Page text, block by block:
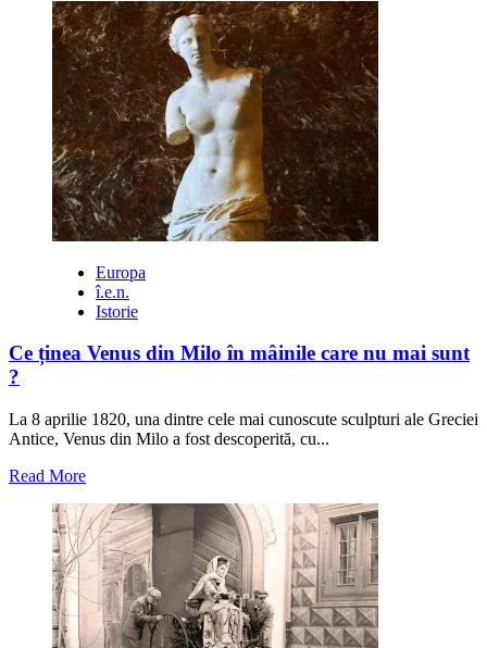
about
Cavalerii
Stelei
și
pentagrama
lor
sacră
uriașă
în
Franța
Europa
î.e.n.
Istorie
Ce ținea Venus din Milo în mâinile care nu mai sunt
?
La 8 aprilie 1820, una dintre cele mai cunoscute sculpturi ale Greciei
Antice, Venus din Milo a fost descoperită, cu...
Read MoreRead
about
Ce
ținea
Venus
din
Milo
în